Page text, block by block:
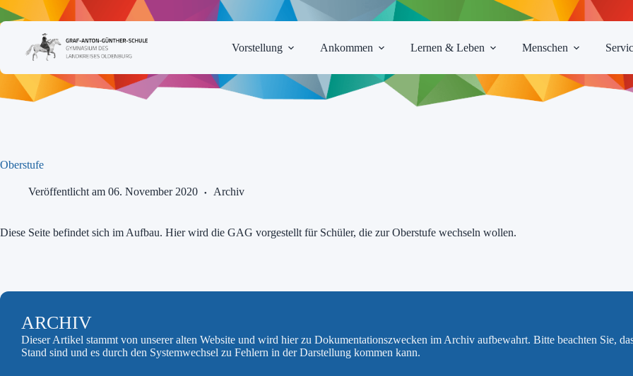
Zum
Inhalt
Vorstellung
Ankommen Lernen & Leben Menschen
Oberstufe
Veröffentlicht am 06. November 2020 Archiv
Diese Seite befindet sich im Aufbau. Hier wird die GAG vorgestellt für Schüler, die zur Oberstufe wechseln wollen.
ARCHIV
Dieser Artikel stammt von unserer alten Website und wird hier zu Dokumentationszwecken im Archiv aufbewahrt. Bitte beachten Sie,
Stand sind und es durch den Systemwechsel zu Fehlern in der Darstellung kommen kann.